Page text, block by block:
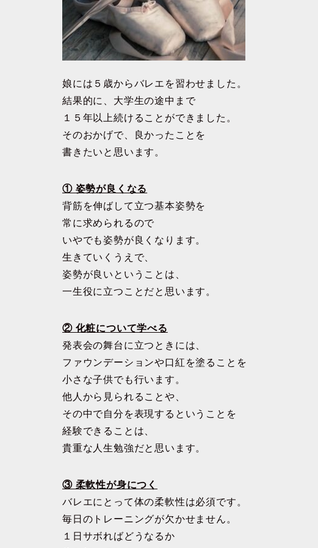
娘には５歳からバレエを習わせました。
結果的に、大学生の途中まで
１５年以上続けることができました。
そのおかげで、良かったことを
書きたいと思います。
① 姿勢が良くなる
背筋を伸ばして立つ基本姿勢を
常に求められるので
いやでも姿勢が良くなります。
生きていくうえで、
姿勢が良いということは、
一生役に立つことだと思います。
② 化粧について学べる
発表会の舞台に立つときには、
ファウンデーションや口紅を塗ることを
小さな子供でも行います。
他人から見られることや、
その中で自分を表現するということを
経験できることは、
貴重な人生勉強だと思います。
③ 柔軟性が身につく
バレエにとって体の柔軟性は必須です。
毎日のトレーニングが欠かせません。
１日サボればどうなるか